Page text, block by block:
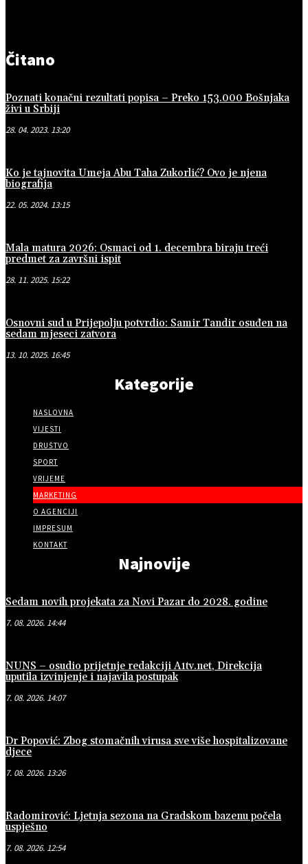
Čitano
Poznati konačni rezultati popisa – Preko 153.000 Bošnjaka
živi u Srbiji
28. 04. 2023. 13:20
Ko je tajnovita Umeja Abu Taha Zukorlić? Ovo je njena
biografija
22. 05. 2024. 13:15
Mala matura 2026: Osmaci od 1. decembra biraju treći
predmet za završni ispit
28. 11. 2025. 15:22
Osnovni sud u Prijepolju potvrdio: Samir Tandir osuđen na
sedam mjeseci zatvora
13. 10. 2025. 16:45
Kategorije
NASLOVNA
VIJESTI
DRUŠTVO
SPORT
VRIJEME
MARKETING
O AGENCIJI
IMPRESUM
KONTAKT
Najnovije
Sedam novih projekata za Novi Pazar do 2028. godine
7. 08. 2026. 14:44
NUNS – osudio prijetnje redakciji A1tv.net, Direkcija
uputila izvinjenje i najavila postupak
7. 08. 2026. 14:07
Dr Popović: Zbog stomačnih virusa sve više hospitalizovane
djece
7. 08. 2026. 13:26
Radomirović: Ljetnja sezona na Gradskom bazenu počela
uspješno
7. 08. 2026. 12:54